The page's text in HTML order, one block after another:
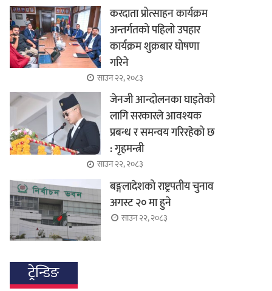
करदाता प्रोत्साहन कार्यक्रम
अन्तर्गतको पहिलो उपहार
कार्यक्रम शुक्रबार घोषणा
गरिने
साउन २२, २०८३
जेनजी आन्दोलनका घाइतेको
लागि सरकारले आवश्यक
प्रबन्ध र समन्वय गरिरहेको छ
: गृहमन्त्री
साउन २२, २०८३
बङ्गलादेशको राष्ट्रपतीय चुनाव
अगस्ट २० मा हुने
साउन २२, २०८३
ट्रेन्डिङ